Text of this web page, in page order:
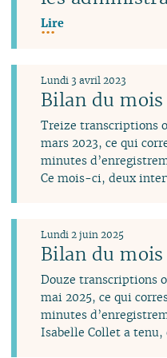
Lire
Bilan du
Lundi 3 avril 2023
Treize transcriptions
mars 2023, ce qui
minutes
Ce mois-ci, deux
Bilan du
Lundi 2 juin 2025
Douze transcriptions
mai 2025, ce qui
minutes
Isabelle Collet a